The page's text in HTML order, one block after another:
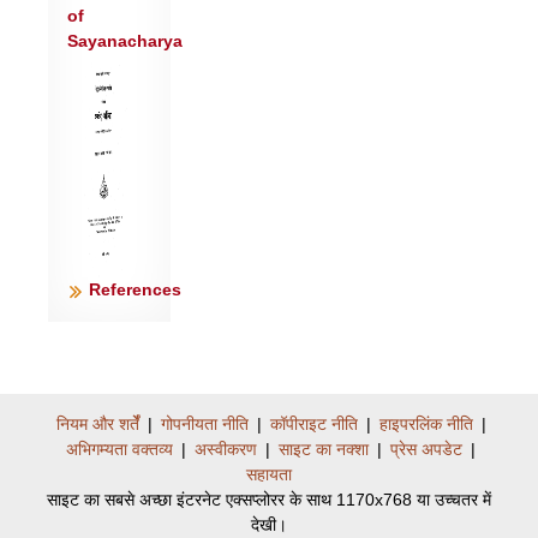
म॒हो रा॒ये तमु॑ त्वा॒ समि॑धीमहि ॥१६॥
उ॒शना॑ का॒व्यस्त्वा॒ नि होता॑रमसादयत् ।
आ॒य॒जिं त्वा॒ मन॑वे जा॒तवे॑दसम् ॥१७॥
विश्वे॒ हि त्वा॑ स॒जोष॑सो दे॒वासो॑ दू॒तमक्र॑त
। श्रु॒ष्टी दे॑व प्रथ॒मो य॒ज्ञियो॑ भुवः ॥
१८॥
इ॒मं घा॑ वी॒रो अ॒मृतं॑ दू॒तं कृ॑ण्वीत॒ मर्त्य॑: ।
पा॒व॒कं कृ॒ष्णव॑र्तनिं॒ विहा॑यसम् ॥१९॥
तं हु॑वेम य॒तस्रु॑चः सु॒भासं॑ शु॒क्रशो॑चिषम्
प्र॒थ॒मं जा॒तवे॑दसम॒ग्निं य॒ज्ञेषु॑ पू॒र्व्यम् ।
प्रति॒ स्रुगे॑ति॒ नम॑सा ह॒विष्म॑ती ॥२२॥
आभि॑र्विधेमा॒ग्नये॒ ज्येष्ठा॑भिर्व्यश्व॒वत् ।
मंहि॑ष्ठाभिर्म॒तिभि॑: शु॒क्रशो॑चिषे ॥२३॥
of
Sayanacharya
References
नियम और शर्तेँ | गोपनीयता नीति | कॉपीराइट नीति | हाइपरलिंक नीति |
अभिगम्यता वक्तव्य | अस्वीकरण | साइट का नक्शा | प्रेस अपडेट |
सहायता
साइट का सबसे अच्छा इंटरनेट एक्सप्लोरर के साथ 1170x768 या उच्चतर में
देखी।